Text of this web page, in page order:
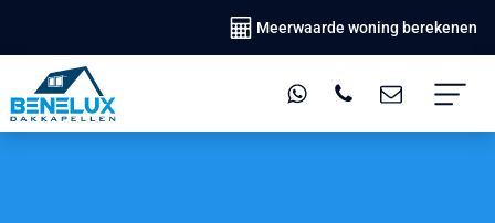
Meerwaarde woning berekenen